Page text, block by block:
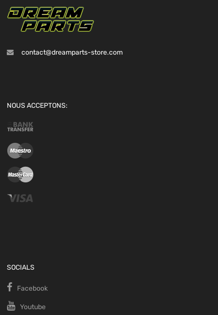
contact@dreamparts-store.com
NOUS ACCEPTONS:
SOCIALS
Facebook
Youtube